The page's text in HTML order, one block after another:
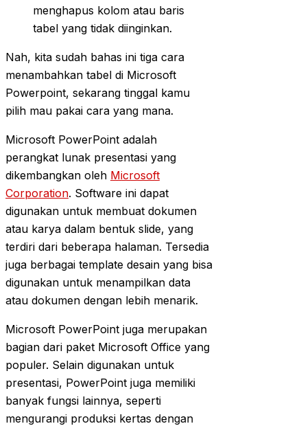
menghapus kolom atau baris
tabel yang tidak diinginkan.
Nah, kita sudah bahas ini tiga cara
menambahkan tabel di Microsoft
Powerpoint, sekarang tinggal kamu
pilih mau pakai cara yang mana.
Microsoft PowerPoint adalah
perangkat lunak presentasi yang
dikembangkan oleh Microsoft
Corporation. Software ini dapat
digunakan untuk membuat dokumen
atau karya dalam bentuk slide, yang
terdiri dari beberapa halaman. Tersedia
juga berbagai template desain yang bisa
digunakan untuk menampilkan data
atau dokumen dengan lebih menarik.
Microsoft PowerPoint juga merupakan
bagian dari paket Microsoft Office yang
populer. Selain digunakan untuk
presentasi, PowerPoint juga memiliki
banyak fungsi lainnya, seperti
mengurangi produksi kertas dengan